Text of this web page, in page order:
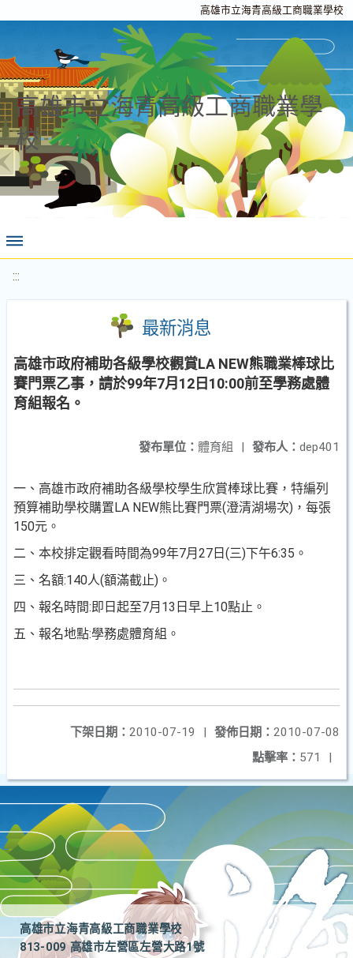
高雄市立海青高級工商職業學校
高雄市立海青高級工商職業學
校
:::
最新消息
高雄市政府補助各級學校觀賞LA NEW熊職業棒球比
賽門票乙事，請於99年7月12日10:00前至學務處體
育組報名。
發布人： dep401
發布單位： 體育組 |
一、高雄市政府補助各級學校學生欣賞棒球比賽，特編列
預算補助學校購置LA NEW熊比賽門票(澄清湖場次)，每張
150元。
二、本校排定觀看時間為99年7月27日(三)下午6:35。
三、名額:140人(額滿截止)。
四、報名時間:即日起至7月13日早上10點止。
五、報名地點:學務處體育組。
發佈日期： 2010-07-08
下架日期： 2010-07-19
|
點擊率： 571 |
高雄市立海青高級工商職業學校
813-009 高雄市左營區左營大路1號